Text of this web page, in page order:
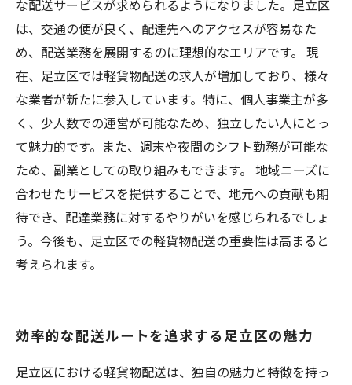
な配送サービスが求められるようになりました。足立区
は、交通の便が良く、配達先へのアクセスが容易なた
め、配送業務を展開するのに理想的なエリアです。 現
在、足立区では軽貨物配送の求人が増加しており、様々
な業者が新たに参入しています。特に、個人事業主が多
く、少人数での運営が可能なため、独立したい人にとっ
て魅力的です。また、週末や夜間のシフト勤務が可能な
ため、副業としての取り組みもできます。 地域ニーズに
合わせたサービスを提供することで、地元への貢献も期
待でき、配達業務に対するやりがいを感じられるでしょ
う。今後も、足立区での軽貨物配送の重要性は高まると
考えられます。
効率的な配送ルートを追求する足立区の魅力
足立区における軽貨物配送は、独自の魅力と特徴を持っ